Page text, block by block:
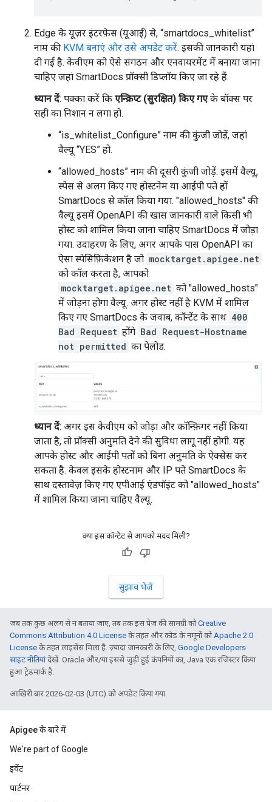
Edge के यूज़र इंटरफ़ेस (यूआई) से, “smartdocs_whitelist”
नाम की KVM बनाएं और उसे अपडेट करें. इसकी जानकारी यहां
दी गई है. केवीएम को ऐसे संगठन और एनवायरमेंट में बनाया जाना
चाहिए जहां SmartDocs प्रॉक्सी डिप्लॉय किए जा रहे हैं.
ध्यान दें: पक्का करें कि एन्क्रिप्ट (सुरक्षित) किए गएके बॉक्स पर
सही का निशान न लगा हो.
“is_whitelist_Configure” नाम की कुंजी जोड़ें, जहां
वैल्यू “YES” हो.
“allowed_hosts” नाम की दूसरी कुंजी जोड़ें. इसमें वैल्यू,
स्पेस से अलग किए गए होस्टनेम या आईपी पते हों
SmartDocs से कॉल किया गया. "allowed_hosts" की
वैल्यू इसमें OpenAPI की खास जानकारी वाले किसी भी
होस्ट को शामिल किया जाना चाहिए SmartDocs में जोड़ा
गया. उदाहरण के लिए, अगर आपके पास OpenAPI का
ऐसा स्पेसिफ़िकेशन है जो mocktarget.apigee.net
को कॉल करता है, आपको
mocktarget.apigee.net को "allowed_hosts"
में जोड़ना होगा वैल्यू. अगर होस्ट नहीं है KVM में शामिल
किए गए SmartDocs के जवाब, कॉन्टेंट के साथ 400
Bad Request होंगे Bad Request-Hostname
not permitted का पेलोड.
ध्यान दें: अगर इस केवीएम को जोड़ा और कॉन्फ़िगर नहीं किया
जाता है, तो प्रॉक्सी अनुमति देने की सुविधा लागू नहीं होगी. यह
आपके होस्ट और आईपी पतों को बिना अनुमति के ऐक्सेस कर
सकता है. केवल इसके होस्टनाम और IP पते SmartDocs के
साथ दस्तावेज़ किए गए एपीआई एंडपॉइंट को "allowed_hosts"
में शामिल किया जाना चाहिए वैल्यू.
क्या इस कॉन्टेंट से आपको मदद मिली?
सुझाव भेजें
जब तक कुछ अलग से न बताया जाए, तब तक इस पेज की सामग्री कोCreative
Commons Attribution 4.0 License के तहत और कोड के नमूनों को Apache 2.0
License के तहत लाइसेंस मिला है. ज़्यादा जानकारी के लिए, Google Developers
साइट नीतियांदेखें. Oracle और/या इससे जुड़ी हुई कंपनियों का, Java एक रजिस्टर किया
हुआ ट्रेडमार्क है.
आखिरी बार 2026-02-03 (UTC) को अपडेट किया गया.
Apigee के बारे में
We're part of Google
इवेंट
पार्टनर